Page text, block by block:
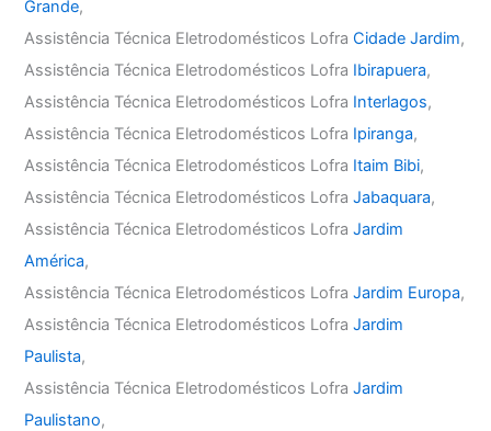
Grande,
Assistência Técnica Eletrodomésticos LofraCidade Jardim,
Assistência Técnica Eletrodomésticos Lofra Ibirapuera,
Assistência Técnica Eletrodomésticos Lofra Interlagos,
Assistência Técnica Eletrodomésticos Lofra Ipiranga,
Assistência Técnica Eletrodomésticos Lofra Itaim Bibi,
Assistência Técnica Eletrodomésticos LofraJabaquara,
Assistência Técnica Eletrodomésticos LofraJardim
América,
Assistência Técnica Eletrodomésticos LofraJardim Europa,
Assistência Técnica Eletrodomésticos LofraJardim
Paulista,
Assistência Técnica Eletrodomésticos LofraJardim
Paulistano,